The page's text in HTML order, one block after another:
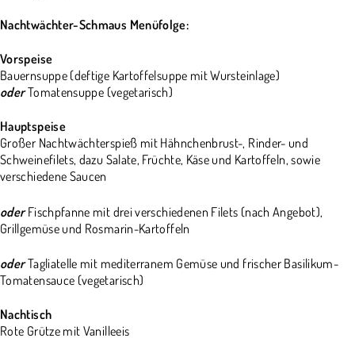
Nachtwächter-Schmaus Menüfolge:
Vorspeise
Bauernsuppe (deftige Kartoffelsuppe mit Wursteinlage)
oderTomatensuppe (vegetarisch)
Hauptspeise
Großer Nachtwächterspieß mit Hähnchenbrust-, Rinder- und
Schweinefilets, dazu Salate, Früchte, Käse und Kartoffeln, sowie
verschiedene Saucen
oderFischpfanne mit drei verschiedenen Filets (nach Angebot),
Grillgemüse und Rosmarin-Kartoffeln
oderTagliatelle mit mediterranem Gemüse und frischer Basilikum-
Tomatensauce (vegetarisch)
Nachtisch
Rote Grütze mit Vanilleeis